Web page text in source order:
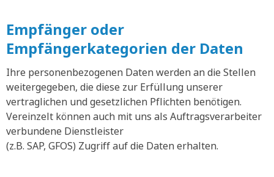
Empfänger oder
Empfängerkategorien der Daten
Ihre personenbezogenen Daten werden an die Stellen
weitergegeben, die diese zur Erfüllung unserer
vertraglichen und gesetzlichen Pflichten benötigen.
Vereinzelt können auch mit uns als Auftragsverarbeiter
verbundene Dienstleister
(z.B. SAP, GFOS) Zugriff auf die Daten erhalten.